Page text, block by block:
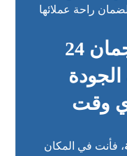
راحة عملائها
أفضل سباك في عجمان 24
وقت
، فأنت في المكان